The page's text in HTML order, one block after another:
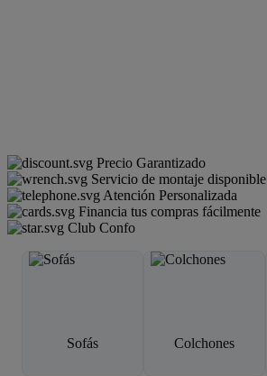
Precio Garantizado
Servicio de montaje disponible
Atención Personalizada
Financia tus compras fácilmente
Club Confo
Sofás Colchones